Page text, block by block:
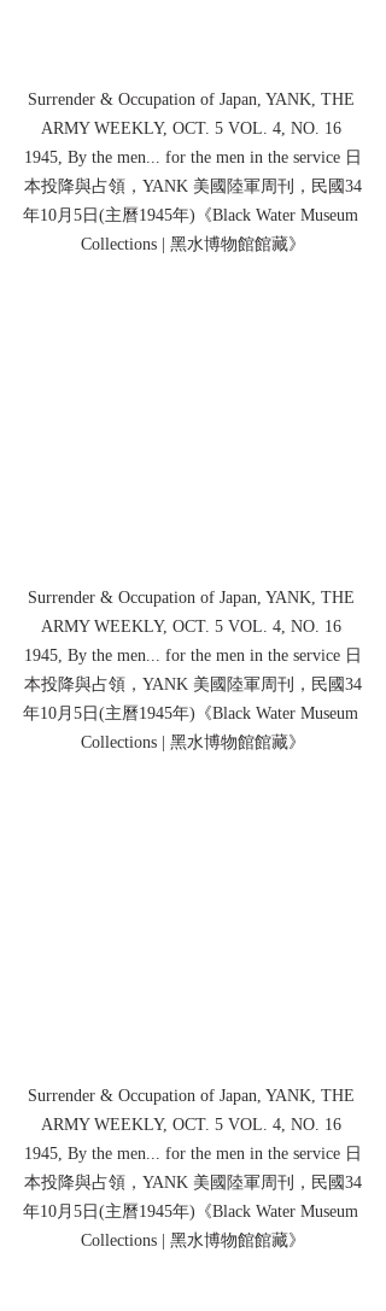
Surrender & Occupation of Japan, YANK, THE
ARMY WEEKLY, OCT. 5 VOL. 4, NO. 16
1945, By the men... for the men in the service 日
本投降與占領，YANK 美國陸軍周刊，民國34
年10月5日(主曆1945年)《Black Water Museum
Collections | 黑水博物館館藏》
Surrender & Occupation of Japan, YANK, THE
ARMY WEEKLY, OCT. 5 VOL. 4, NO. 16
1945, By the men... for the men in the service 日
本投降與占領，YANK 美國陸軍周刊，民國34
年10月5日(主曆1945年)《Black Water Museum
Collections | 黑水博物館館藏》
Surrender & Occupation of Japan, YANK, THE
ARMY WEEKLY, OCT. 5 VOL. 4, NO. 16
1945, By the men... for the men in the service 日
本投降與占領，YANK 美國陸軍周刊，民國34
年10月5日(主曆1945年)《Black Water Museum
Collections | 黑水博物館館藏》